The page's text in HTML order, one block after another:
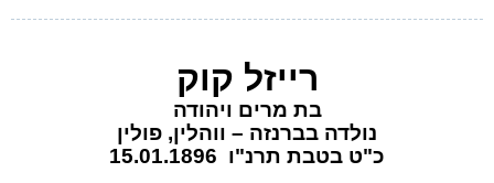
רייזל קוק
בת מרים ויהודה
נולדה בברנזה – ווהלין, פולין
כ"ט בטבת תרנ"ו 15.01.1896